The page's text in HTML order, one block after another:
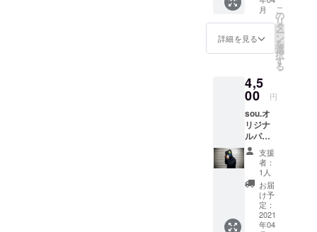
す。 支
援者様
限定、
10%off
ただき
ます。
ク／ホ
ワイト
／レッ
ド／ブ
ルー／
グリー
ン／イ
エロー
／ネイ
ビー／
をプリ
ント。
綿100％
でとて
いシャ
ツで
す。何
度も着
たくな
ること
間違い
なしで
す。各
種サイ
ズ用意
してい
す！！
月
詳細を見る
こ
の
リ
タ
ー
ン
を
選
択
す
る
4,5
00 円
sou.オ
リジナ
ルパー
カー
ブラッ
ク×レイ
ンボー
真夏以
外の
シーズ
ンに着
支援
者：
1人
お届
け予
定：
2021
年04